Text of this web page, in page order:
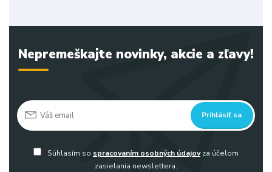
Nepremeškajte novinky, akcie a zľavy!
Prihlásiť sa
Súhlasím so spracovaním osobných údajovza účelom
zasielania newslettera.